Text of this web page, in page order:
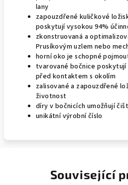
lany
zapouzdřené kuličkové
poskytují vysokou 94%
zkonstruovaná a
Prusíkovým uzlem nebo
horní oko je schopné
tvarované bočnice poskytují
před kontaktem s okolím
zalisované a zapouzdřené
životnost
díry v bočnicích umožňují
unikátní výrobní číslo
Související